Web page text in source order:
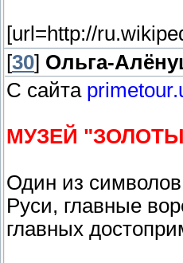
[url=http://
[30] Ольга-
С сайта
МУЗЕЙ
Один из
Руси, главные
главных